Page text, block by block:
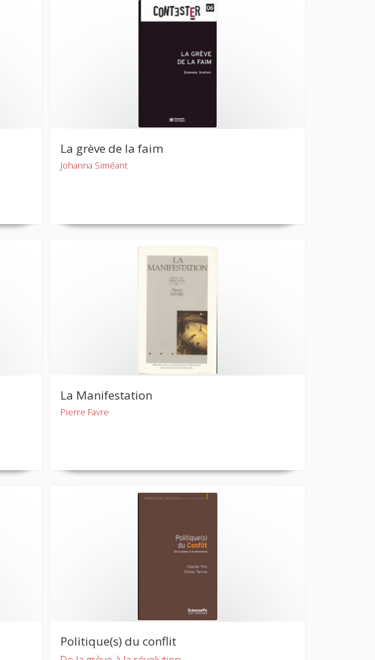
La grève de la faim
Johanna Siméant
La Manifestation
Pierre Favre
Politique(s) du conflit